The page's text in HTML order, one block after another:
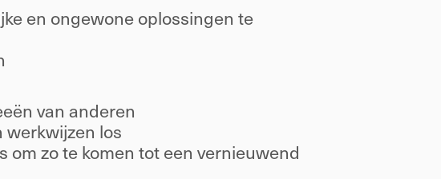
en ongewone oplossingen te
van anderen
los
om zo te komen tot een vernieuwend